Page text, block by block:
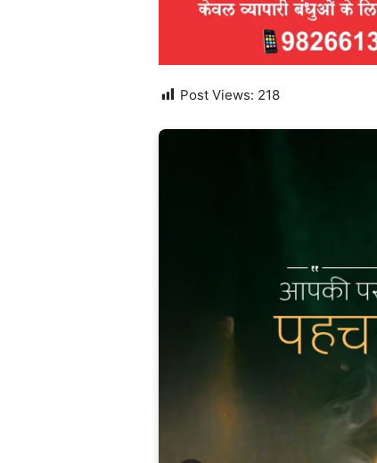
Post Views: 218